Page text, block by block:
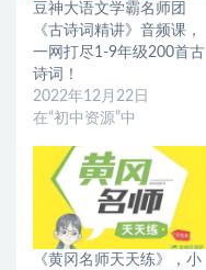
豆神大语文学霸名师团
《古诗词精讲》音频课，
一网打尽1-9年级200首古
诗词！
2022年12月22日
在“初中资源”中
《黄冈名师天天练》，小